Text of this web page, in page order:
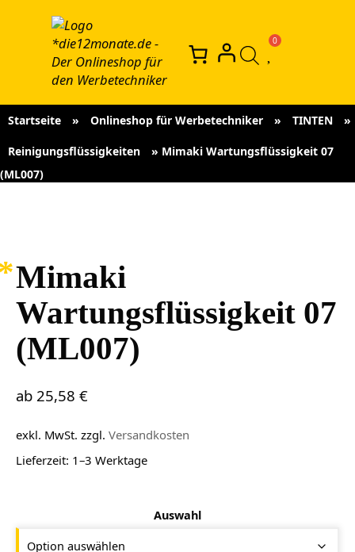
Startseite » Onlineshop für Werbetechniker » TINTEN »
Reinigungsflüssigkeiten » Mimaki Wartungsflüssigkeit 07
(ML007)
Mimaki
Wartungsflüssigkeit 07
(ML007)
ab 25,58 €
exkl. MwSt. zzgl. Versandkosten
Lieferzeit: 1–3 Werktage
Auswahl